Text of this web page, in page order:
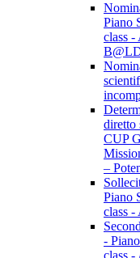
Piano
class
diretto
CUP
–
Piano
class
-